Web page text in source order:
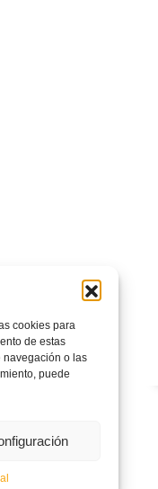
cookies para
de estas
navegación o las
puede